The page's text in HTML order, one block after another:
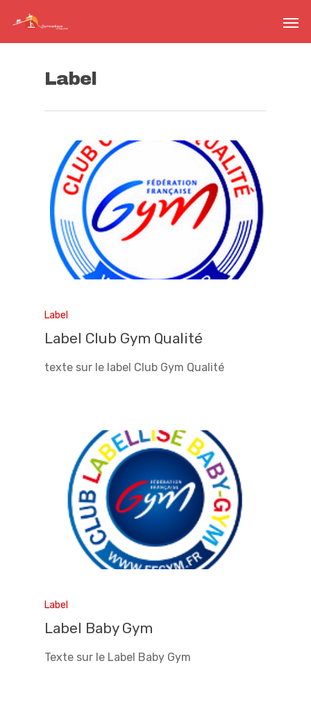
Label
Label
Label Club Gym Qualité
texte sur le label Club Gym Qualité
Label
Label Baby Gym
Texte sur le Label Baby Gym